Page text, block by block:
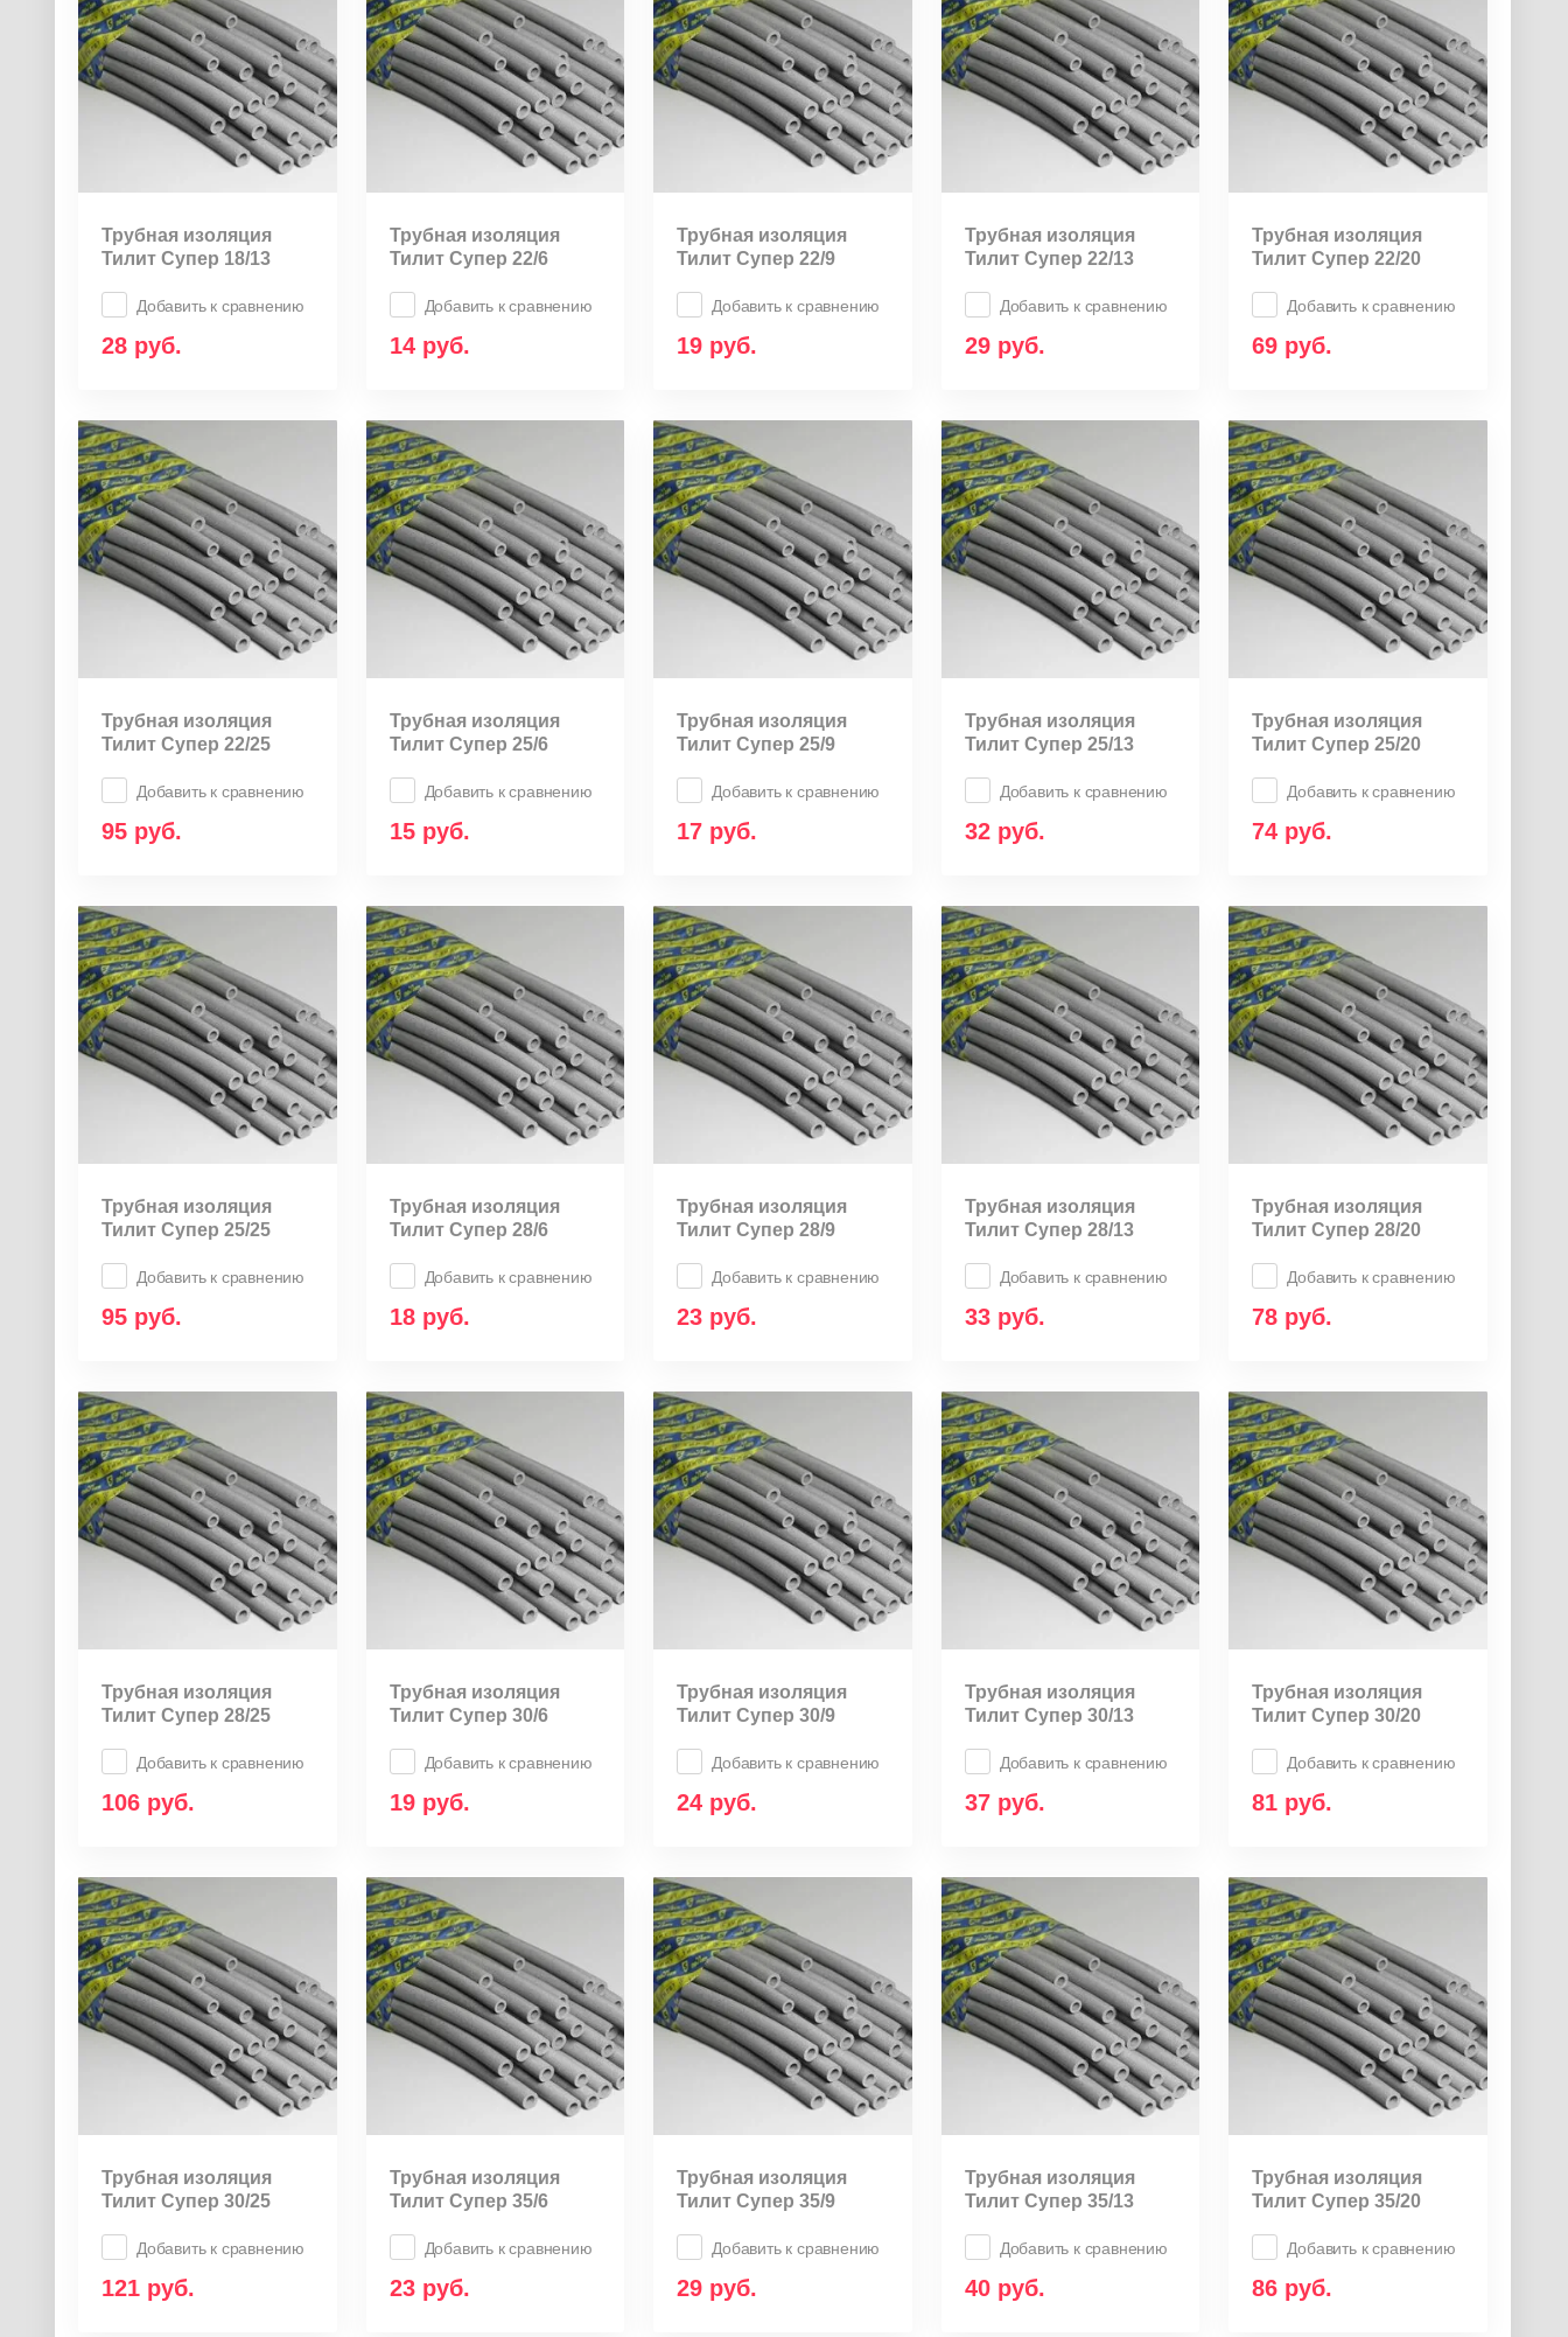
Трубная изоляция
Тилит Супер 18/13
Добавить к сравнению
28 руб.
Трубная изоляция
Тилит Супер 22/6
Добавить к сравнению
14руб.
Трубная изоляция
Тилит Супер 22/9
Добавить к сравнению
19 руб.
Трубная изоляция
Тилит Супер 22/13
Добавить к сравнению
29руб.
Трубная изоляция
Тилит Супер 22/20
Добавить к сравнению
69 руб.
Трубная изоляция
Тилит Супер 22/25
Добавить к сравнению
95 руб.
Трубная изоляция
Тилит Супер 25/6
Добавить к сравнению
15руб.
Трубная изоляция
Тилит Супер 25/9
Добавить к сравнению
17 руб.
Трубная изоляция
Тилит Супер 25/13
Добавить к сравнению
32руб.
Трубная изоляция
Тилит Супер 25/20
Добавить к сравнению
74 руб.
Трубная изоляция
Тилит Супер 25/25
Добавить к сравнению
95 руб.
Трубная изоляция
Тилит Супер 28/6
Добавить к сравнению
18руб.
Трубная изоляция
Тилит Супер 28/9
Добавить к сравнению
23 руб.
Трубная изоляция
Тилит Супер 28/13
Добавить к сравнению
33руб.
Трубная изоляция
Тилит Супер 28/20
Добавить к сравнению
78 руб.
Трубная изоляция
Тилит Супер 28/25
Добавить к сравнению
106 руб.
Трубная изоляция
Тилит Супер 30/6
Добавить к сравнению
19руб.
Трубная изоляция
Тилит Супер 30/9
Добавить к сравнению
24 руб.
Трубная изоляция
Тилит Супер 30/13
Добавить к сравнению
37руб.
Трубная изоляция
Тилит Супер 30/20
Добавить к сравнению
81 руб.
Трубная изоляция
Тилит Супер 30/25
Добавить к сравнению
121 руб.
Трубная изоляция
Тилит Супер 35/6
Добавить к сравнению
23руб.
Трубная изоляция
Тилит Супер 35/9
Добавить к сравнению
29 руб.
Трубная изоляция
Тилит Супер 35/13
Добавить к сравнению
40руб.
Трубная изоляция
Тилит Супер 35/20
Добавить к сравнению
86 руб.